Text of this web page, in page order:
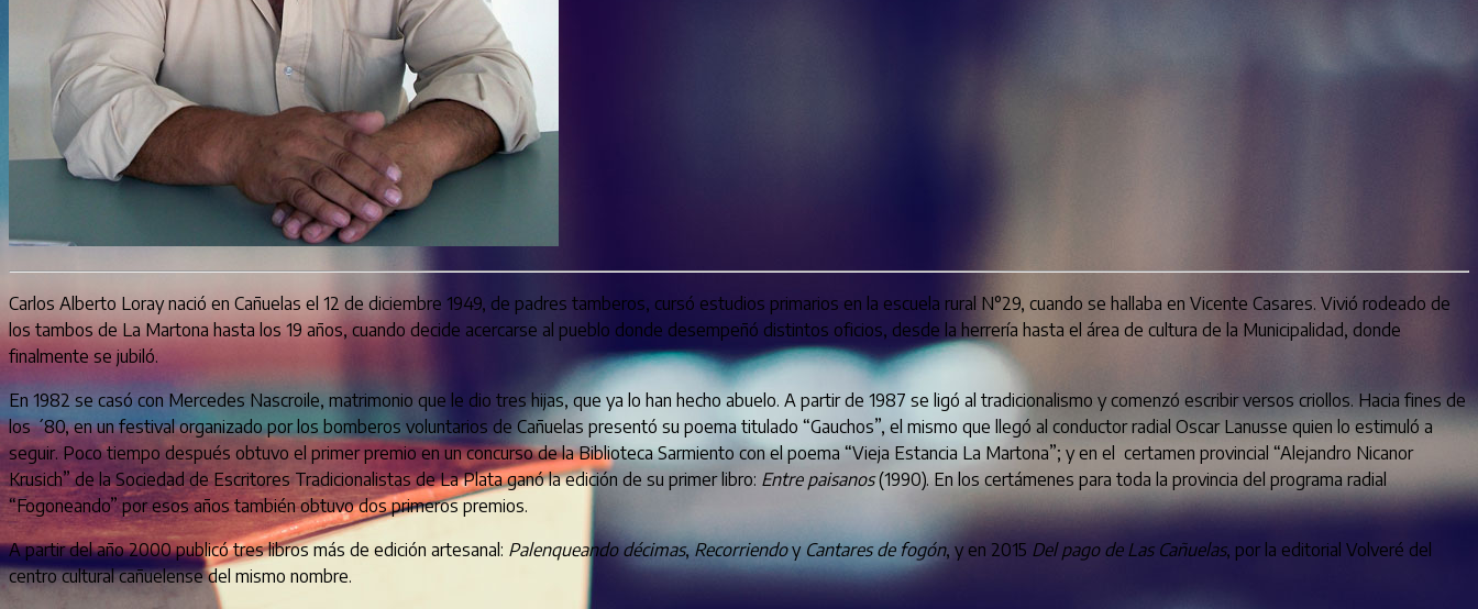
Carlos Alberto Loray nació en Cañuelas el 12 de diciembre 1949, de padres tamberos, cursó estudios primarios en la escuela rural N°29, cuando se hallaba en Vicente Casares. Vivió rodeado de
los tambos de La Martona hasta los 19 años, cuando decide acercarse al pueblo donde desempeñó distintos oficios, desde la herrería hasta el área de cultura de la Municipalidad, donde
finalmente se jubiló.
En 1982 se casó con Mercedes Nascroile, matrimonio que le dio tres hijas, que ya lo han hecho abuelo. A partir de 1987 se ligó al tradicionalismo y comenzó escribir versos criollos. Hacia fines de
los ´80, en un festival organizado por los bomberos voluntarios de Cañuelas presentó su poema titulado “Gauchos”, el mismo que llegó al conductor radial Oscar Lanusse quien lo estimuló a
seguir. Poco tiempo después obtuvo el primer premio en un concurso de la Biblioteca Sarmiento con el poema “Vieja Estancia La Martona”; y en el certamen provincial “Alejandro Nicanor
Krusich” de la Sociedad de Escritores Tradicionalistas de La Plata ganó la edición de su primer libro: Entre paisanos(1990). En los certámenes para toda la provincia del programa radial
“Fogoneando” por esos años también obtuvo dos primeros premios.
A partir del año 2000 publicó tres libros más de edición artesanal: Palenqueando décimas,Recorriendoy Cantares de fogón, y en 2015 Del pago de Las Cañuelas, por la editorial Volveré del
centro cultural cañuelense del mismo nombre.